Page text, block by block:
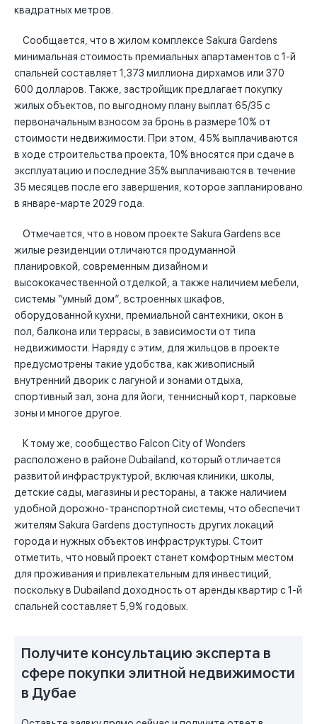
квадратных метров.
Сообщается, что в жилом комплексе Sakura Gardens
минимальная стоимость премиальных апартаментов с 1-й
спальней составляет 1,373 миллиона дирхамов или 370
600 долларов. Также, застройщик предлагает покупку
жилых объектов, по выгодному плану выплат 65/35 с
первоначальным взносом за бронь в размере 10% от
стоимости недвижимости. При этом, 45% выплачиваются
в ходе строительства проекта, 10% вносятся при сдаче в
эксплуатацию и последние 35% выплачиваются в течение
35 месяцев после его завершения, которое запланировано
в январе-марте 2029 года.
Отмечается, что в новом проекте Sakura Gardens все
жилые резиденции отличаются продуманной
планировкой, современным дизайном и
высококачественной отделкой, а также наличием мебели,
системы “умный дом”, встроенных шкафов,
оборудованной кухни, премиальной сантехники, окон в
пол, балкона или террасы, в зависимости от типа
недвижимости. Наряду с этим, для жильцов в проекте
предусмотрены такие удобства, как живописный
внутренний дворик с лагуной и зонами отдыха,
спортивный зал, зона для йоги, теннисный корт, парковые
зоны и многое другое.
К тому же, сообщество Falcon City of Wonders
расположено в районе Dubailand, который отличается
развитой инфраструктурой, включая клиники, школы,
детские сады, магазины и рестораны, а также наличием
удобной дорожно-транспортной системы, что обеспечит
жителям Sakura Gardens доступность других локаций
города и нужных объектов инфраструктуры. Стоит
отметить, что новый проект станет комфортным местом
для проживания и привлекательным для инвестиций,
поскольку в Dubailand доходность от аренды квартир с 1-й
спальней составляет 5,9% годовых.
Получите консультацию эксперта в
сфере покупки элитной недвижимости
в Дубае